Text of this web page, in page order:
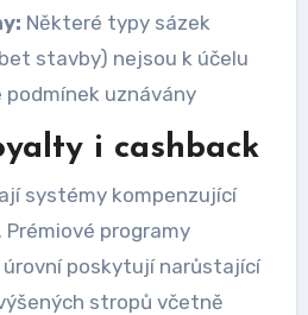
Některé typy sázek
stavby) nejsou k účelu
podmínek uznávány
i cashback
systémy kompenzující
programy
úrovní poskytují narůstající
stropů včetně